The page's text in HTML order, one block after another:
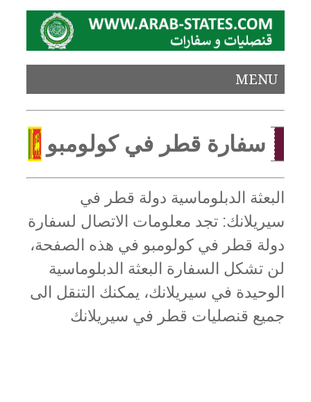
MENU
سفارة قطر في كولومبو
البعثة الدبلوماسية دولة قطر في
سيريلانك: تجد معلومات الاتصال لسفارة
دولة قطر في كولومبو في هذه الصفحة،
لن تشكل السفارة البعثة الدبلوماسية
الوحيدة في سيريلانك، يمكنك التنقل الى
جميع قنصليات قطر في سيريلانك